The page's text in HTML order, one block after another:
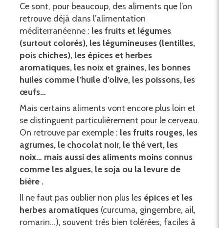
Ce sont, pour beaucoup, des aliments que l’on
retrouve déjà dans l’alimentation
méditerranéenne : les fruits et légumes
(surtout colorés), les légumineuses (lentilles,
pois chiches), les épices et herbes
aromatiques, les noix et graines, les bonnes
huiles comme l’huile d’olive, les poissons, les
œufs…
Mais certains aliments vont encore plus loin et
se distinguent particulièrement pour le cerveau.
On retrouve par exemple : les fruits rouges, les
agrumes, le chocolat noir, le thé vert, les
noix… mais aussi des aliments moins connus
comme les algues, le soja ou la levure de
bière .
Il ne faut pas oublier non plus les épices et les
herbes aromatiques (curcuma, gingembre, ail,
romarin…), souvent très bien tolérées, faciles à